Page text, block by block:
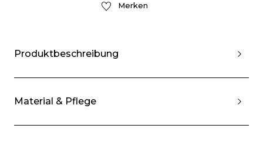
Merken
Produktbeschreibung
Material & Pflege